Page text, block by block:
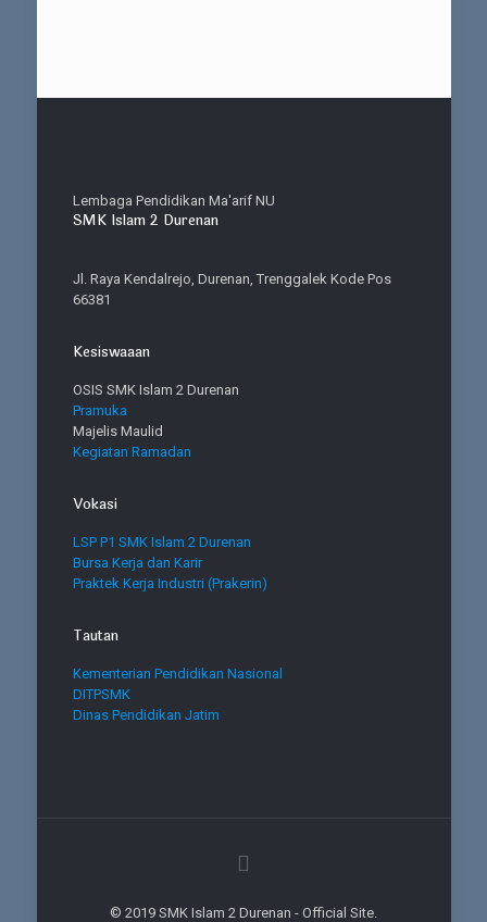
Lembaga Pendidikan Ma'arif NU
SMK Islam 2 Durenan
Jl. Raya Kendalrejo, Durenan, Trenggalek Kode Pos
66381
Kesiswaaan
OSIS SMK Islam 2 Durenan
Pramuka
Majelis Maulid
Kegiatan Ramadan
Vokasi
LSP P1 SMK Islam 2 Durenan
Bursa Kerja dan Karir
Praktek Kerja Industri (Prakerin)
Tautan
Kementerian Pendidikan Nasional
DITPSMK
Dinas Pendidikan Jatim
© 2019 SMK Islam 2 Durenan - Official Site.